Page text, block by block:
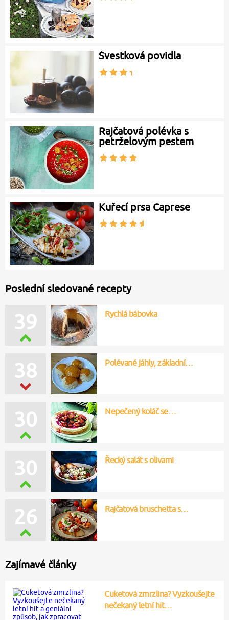
Švestková povidla
Rajčatová polévka s
petrželovým pestem
Kuřecí prsa Caprese
Poslední sledované recepty
38 Polévané jáhly, základní…
39 Rychlá bábovka
30 Nepečený koláč se…
30 Řecký salát s olivami
26 Rajčatová bruschetta s…
Zajímavé články
Cuketová zmrzlina? Vyzkoušejte
nečekaný letní hit…